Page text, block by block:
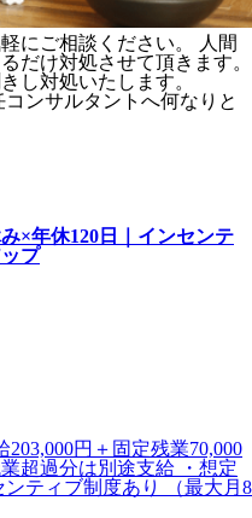
にご相談ください。 人間
だけ対処させて頂きます。
し対処いたします。
ンサルタントへ何なりと
×年休120日｜インセンテ
プ
円＋固定残業70,000
超過分は別途支給 ・想定
ティブ制度あり （最大月8